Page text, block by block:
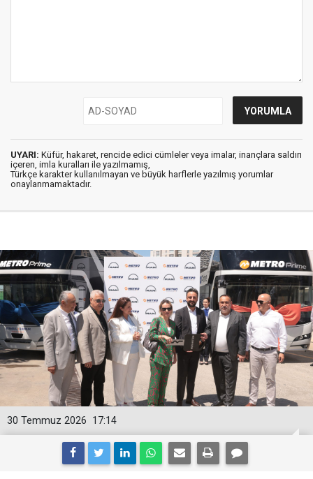
UYARI: Küfür, hakaret, rencide edici cümleler veya imalar, inançlara saldırı
içeren, imla kuralları ile yazılmamış,
Türkçe karakter kullanılmayan ve büyük harflerle yazılmış yorumlar
onaylanmamaktadır.
17:14
30 Temmuz 2026